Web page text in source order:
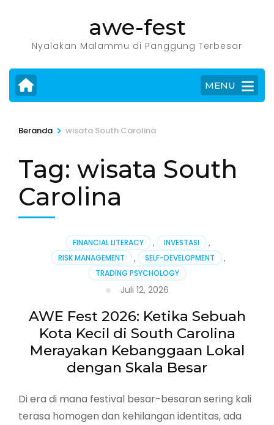
konten
Enter)
awe-fest
Nyalakan Malammu di Panggung Terbesar
MENU
Beranda > wisata South Carolina
Tag: wisata South
Carolina
FINANCIAL LITERACY , INVESTASI
,
RISK MANAGEMENT
, SELF-DEVELOPMENT
,
TRADING PSYCHOLOGY
Juli 12, 2026
AWE Fest 2026: Ketika Sebuah
Kota Kecil di South Carolina
Merayakan Kebanggaan Lokal
dengan Skala Besar
Di era di mana festival besar-besaran sering kali
terasa homogen dan kehilangan identitas, ada